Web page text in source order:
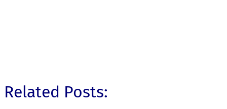
Related Posts: